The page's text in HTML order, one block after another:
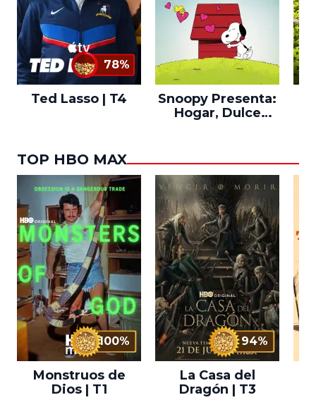
78%
Ted Lasso | T4
Snoopy Presenta:
Hogar, Dulce
TOP HBO MAX
100%
Monstruos de
Dios | T1
94%
La Casa del
Dragón | T3